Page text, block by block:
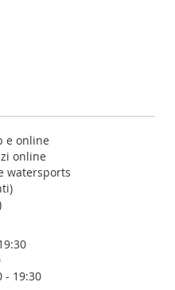
e online
online
watersports
- 19:30